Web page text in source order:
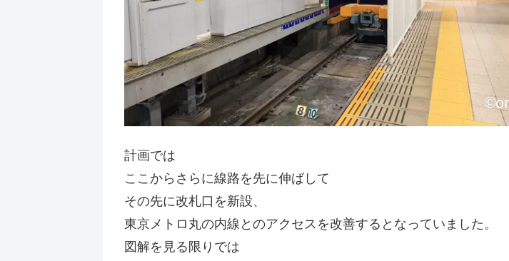
計画では
ここからさらに線路を先に伸ばして
その先に改札口を新設、
東京メトロ丸の内線とのアクセスを改善するとなっていました。
図解を見る限りでは